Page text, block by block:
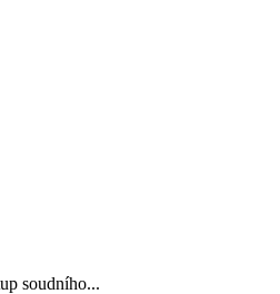
soudního...